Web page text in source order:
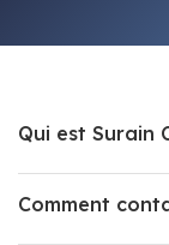
Qui est Surain
Comment